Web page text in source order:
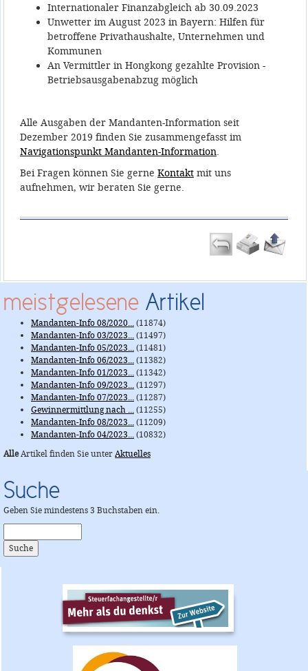
Internationaler Finanzabgleich ab 30.09.2023
Unwetter im August 2023 in Bayern: Hilfen für
betroffene Privathaushalte, Unternehmen und
Kommunen
An Vermittler in Hongkong gezahlte Provision -
Betriebsausgabenabzug möglich
Alle Ausgaben der Mandanten-Information seit
Dezember 2019 finden Sie zusammengefasst im
Navigationspunkt Mandanten-Information.
Bei Fragen können Sie gerne Kontaktmit uns
aufnehmen, wir beraten Sie gerne.
meistgelesene Artikel
Mandanten-Info 08/2020...(11874)
Mandanten-Info 03/2023...(11497)
Mandanten-Info 05/2023...(11481)
Mandanten-Info 06/2023...(11382)
Mandanten-Info 01/2023...(11342)
Mandanten-Info 09/2023...(11297)
Mandanten-Info 07/2023...(11287)
Gewinnermittlung nach ...(11255)
Mandanten-Info 08/2023...(11209)
Mandanten-Info 04/2023...(10832)
AlleArtikel finden Sie unterAktuelles
Suche
Geben Sie mindestens 3 Buchstaben ein.